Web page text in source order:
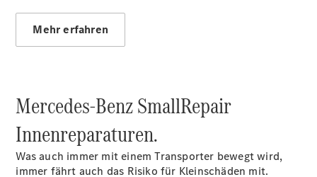
MobiloVan
Fahrzeugsteuerung
Mehr erfahren
Mercedes-Benz SmallRepair
Innenreparaturen.
Was auch immer mit einem Transporter bewegt wird,
immer fährt auch das Risiko für Kleinschäden mit.